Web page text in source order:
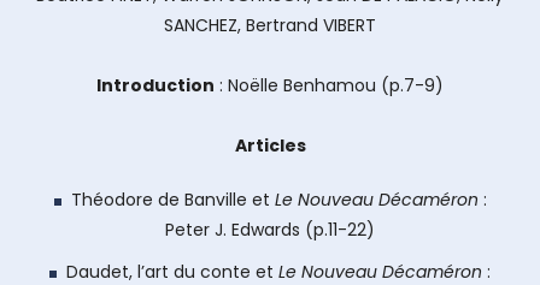
SANCHEZ, Bertrand VIBERT
Introduction : Noëlle Benhamou (p.7-9)
Articles
Théodore de Banville et Le Nouveau Décaméron :
Peter J. Edwards (p.11-22)
Daudet, l’art du conte et Le Nouveau Décaméron :